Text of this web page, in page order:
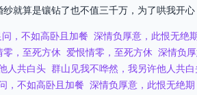
就算是镶钻了也不值三千万，为了哄我开
，不如高卧且加餐 深情负厚意，此恨无绝
零，至死方休 爱恨情零，至死方休 深情负
人共白头 群山见我不哗然，我另许他人共白
，不如高卧且加餐 深情负厚意，此恨无绝期